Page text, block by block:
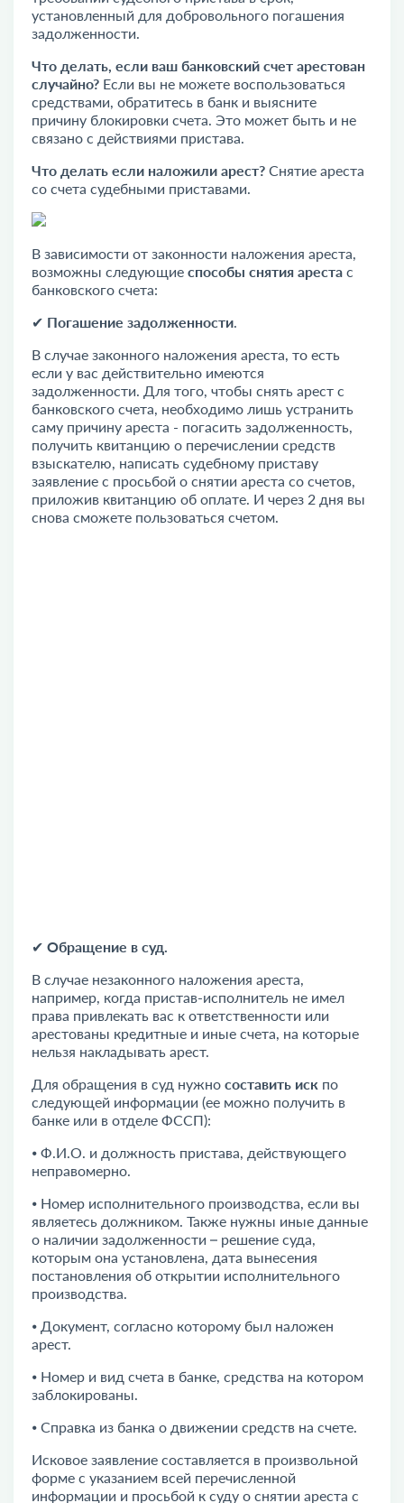
установленный для добровольного погашения
задолженности.
Что делать, если ваш банковский счет арестован
случайно? Если вы не можете воспользоваться
средствами, обратитесь в банк и выясните
причину блокировки счета. Это может быть и не
связано с действиями пристава.
Что делать если наложили арест? Снятие ареста
со счета судебными приставами.
В зависимости от законности наложения ареста,
возможны следующие способы снятия ареста с
банковского счета:
✔ Погашение задолженности.
В случае законного наложения ареста, то есть
если у вас действительно имеются
задолженности. Для того, чтобы снять арест с
банковского счета, необходимо лишь устранить
саму причину ареста - погасить задолженность,
получить квитанцию о перечислении средств
взыскателю, написать судебному приставу
заявление с просьбой о снятии ареста со счетов,
приложив квитанцию об оплате. И через 2 дня вы
снова сможете пользоваться счетом.
✔ Обращение в суд.
В случае незаконного наложения ареста,
например, когда пристав-исполнитель не имел
права привлекать вас к ответственности или
арестованы кредитные и иные счета, на которые
нельзя накладывать арест.
Для обращения в суд нужно составить иск по
следующей информации (ее можно получить в
банке или в отделе ФССП):
⦁ Ф.И.О. и должность пристава, действующего
неправомерно.
⦁ Номер исполнительного производства, если вы
являетесь должником. Также нужны иные данные
о наличии задолженности – решение суда,
которым она установлена, дата вынесения
постановления об открытии исполнительного
производства.
⦁ Документ, согласно которому был наложен
арест.
⦁ Номер и вид счета в банке, средства на котором
заблокированы.
⦁ Справка из банка о движении средств на счете.
Исковое заявление составляется в произвольной
форме с указанием всей перечисленной
информации и просьбой к суду о снятии ареста с